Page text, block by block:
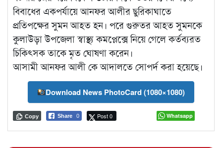
বিবাধের একপর্যায়ে আনফর আলীর ছুরিকাঘাতে
প্রতিপক্ষের সুমন আহত হন। পরে গুরুতর আহত সুমনকে
কুলাউড়া উপজেলা স্বাস্থ্য কমপ্লেক্সে নিয়ে গেলে কর্তব্যরত
চিকিৎসক তাকে মৃত ঘোষণা করেন।
আসামী আনফর আলী কে আদালতে সোপর্দ করা হয়েছে।
Download News PhotoCard (1080×1080)
Share 0 Post 0
Copy Whatsapp